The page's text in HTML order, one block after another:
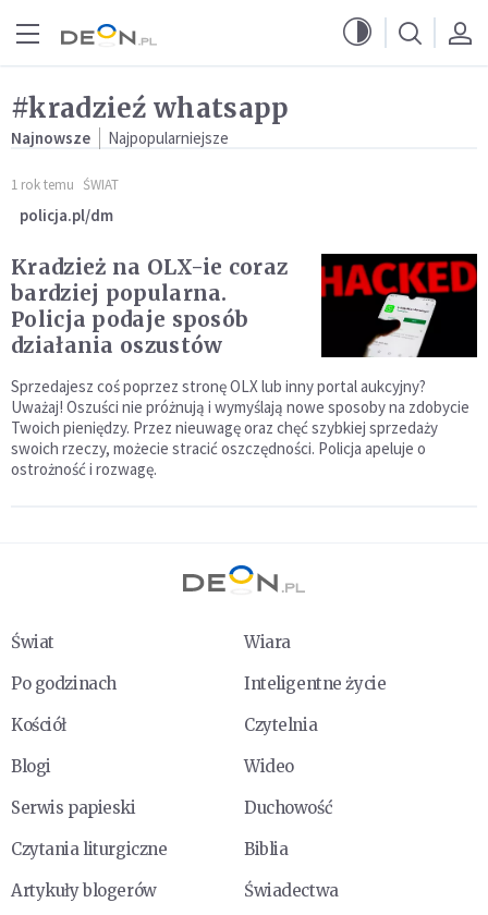
#kradzieź whatsapp
Najnowsze Najpopularniejsze
1 rok temu ŚWIAT
policja.pl/dm
Kradzież na OLX-ie coraz
bardziej popularna.
Policja podaje sposób
działania oszustów
Sprzedajesz coś poprzez stronę OLX lub inny portal aukcyjny?
Uważaj! Oszuści nie próżnują i wymyślają nowe sposoby na zdobycie
Twoich pieniędzy. Przez nieuwagę oraz chęć szybkiej sprzedaży
swoich rzeczy, możecie stracić oszczędności. Policja apeluje o
ostrożność i rozwagę.
Świat
Wiara
Po godzinach
Inteligentne życie
Kościół
Czytelnia
Blogi
Wideo
Serwis papieski
Duchowość
Czytania liturgiczne
Biblia
Artykuły blogerów
Świadectwa